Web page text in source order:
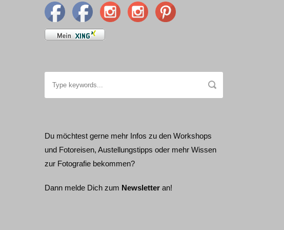
Du möchtest gerne mehr Infos zu den Workshops
und Fotoreisen, Austellungstipps oder mehr Wissen
zur Fotografie bekommen?
Dann melde Dich zum Newsletter an!